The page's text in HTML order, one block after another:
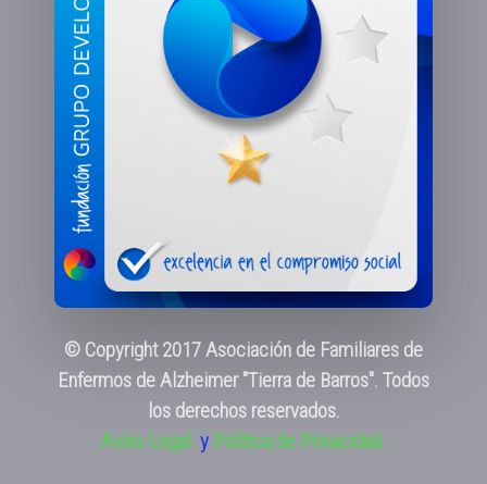
© Copyright 2017 Asociación de Familiares de
Enfermos de Alzheimer "Tierra de Barros". Todos
los derechos reservados.
Aviso Legal y Pólitica de Privacidad